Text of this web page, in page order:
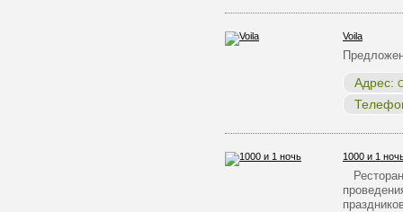
Voila
Адрес:
1000 и 1